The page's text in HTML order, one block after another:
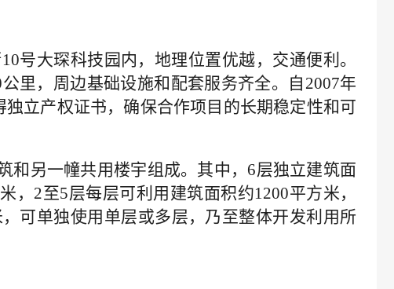
10号大琛科技园内，地理位置优越，交通便利。
里， 周边基础设施和配套服务齐全。 自 2007年
独立产权证书，确保合作项目的长期稳定性和可
和另一幢共用楼宇组成。其中，6层独立建筑面
，2至5层每层可利用建筑面积约1200平方米，
， 可单独使用单层或多层，乃至整体开发利用所